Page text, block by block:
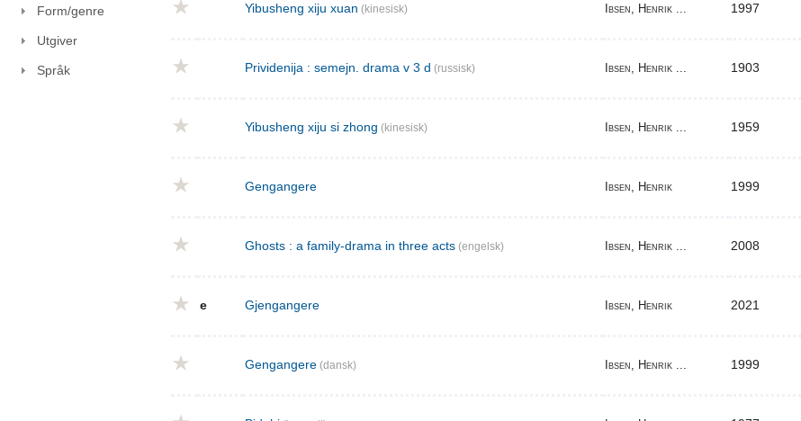
Form/genre
Utgiver
Språk
Yibusheng xiju xuan (kinesisk) Ibsen, Henrik ... 1997
Prividenija : semejn. drama v 3 d (russisk) Ibsen, Henrik ... 1903
Yibusheng xiju si zhong (kinesisk) Ibsen, Henrik ... 1959
Gengangere Ibsen, Henrik 1999
Ghosts : a family-drama in three acts (engelsk) Ibsen, Henrik ... 2008
e Gjengangere Ibsen, Henrik 2021
Gengangere (dansk) Ibsen, Henrik ... 1999